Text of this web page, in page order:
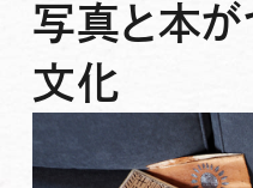
写真と本
文化